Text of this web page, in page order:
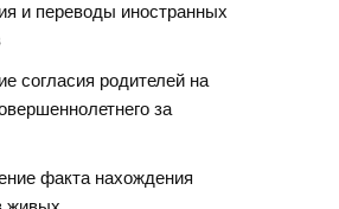
и переводы иностранных
согласия родителей на
за
факта нахождения